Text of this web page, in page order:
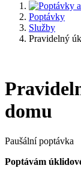
Poptávky
Služby
Pravidelný
domu
Paušální poptávka
Poptávám